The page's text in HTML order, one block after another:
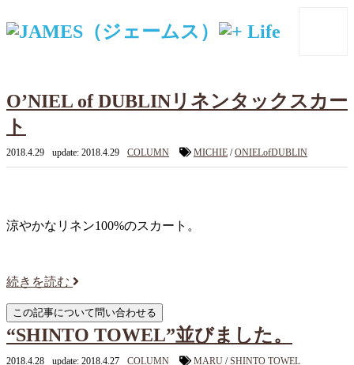
O’NIEL of DUBLINリネンタックスカー
ト
2018.4.29 update: 2018.4.29 COLUMN MICHIE /ONIELofDUBLIN
涼やかなリネン100%のスカート。
続きを読む
“SHINTO TOWEL”並びました。
2018.4.28 update: 2018.4.27 COLUMN MARU /SHINTO TOWEL